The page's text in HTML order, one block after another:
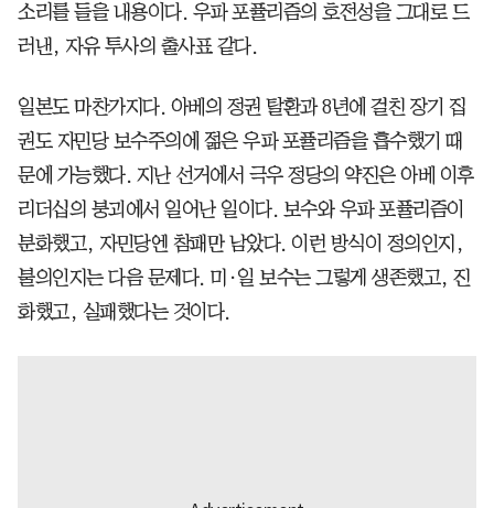
소리를 들을 내용이다. 우파 포퓰리즘의 호전성을 그대로 드
러낸, 자유 투사의 출사표 같다.
일본도 마찬가지다. 아베의 정권 탈환과 8년에 걸친 장기 집
권도 자민당 보수주의에 젊은 우파 포퓰리즘을 흡수했기 때
문에 가능했다. 지난 선거에서 극우 정당의 약진은 아베 이후
리더십의 붕괴에서 일어난 일이다. 보수와 우파 포퓰리즘이
분화했고, 자민당엔 참패만 남았다. 이런 방식이 정의인지,
불의인지는 다음 문제다. 미·일 보수는 그렇게 생존했고, 진
화했고, 실패했다는 것이다.